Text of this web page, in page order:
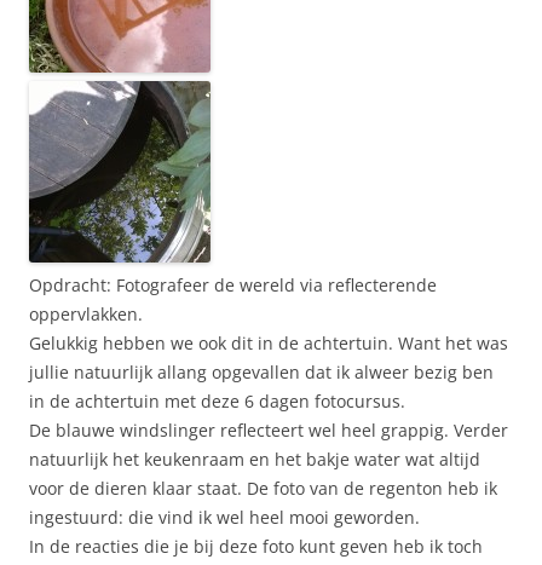
Opdracht: Fotografeer de wereld via reflecterende
oppervlakken.
Gelukkig hebben we ook dit in de achtertuin. Want het was
jullie natuurlijk allang opgevallen dat ik alweer bezig ben
in de achtertuin met deze 6 dagen fotocursus.
De blauwe windslinger reflecteert wel heel grappig. Verder
natuurlijk het keukenraam en het bakje water wat altijd
voor de dieren klaar staat. De foto van de regenton heb ik
ingestuurd: die vind ik wel heel mooi geworden.
In de reacties die je bij deze foto kunt geven heb ik toch